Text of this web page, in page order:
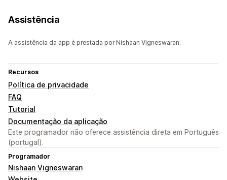
Assistência
A assistência da app é prestada por Nishaan Vigneswaran.
Recursos
Política de privacidade
FAQ
Tutorial
Documentação da aplicação
Este programador não oferece assistência direta em Português
(portugal).
Programador
Nishaan Vigneswaran